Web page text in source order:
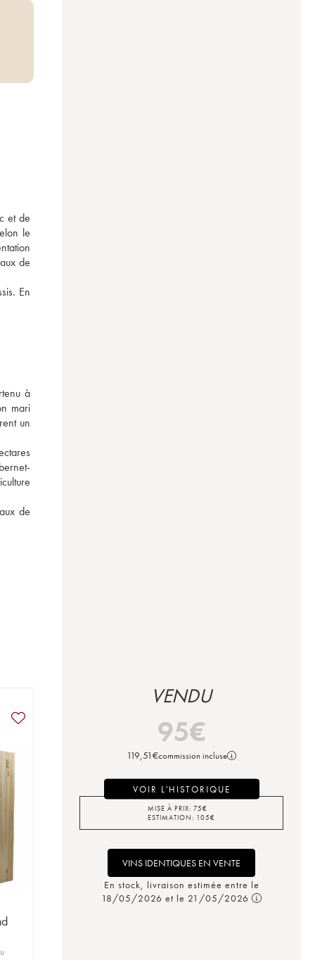
et de
le
de
En
à
mari
un
de
VENDU
95€
119,51€commission incluse
VOIR L'HISTORIQUE
MISE À PRIX: 75€
ESTIMATION: 105€
VINS IDENTIQUES EN VENTE
En stock, livraison estimée entre le
18/05/2026 et le 21/05/2026